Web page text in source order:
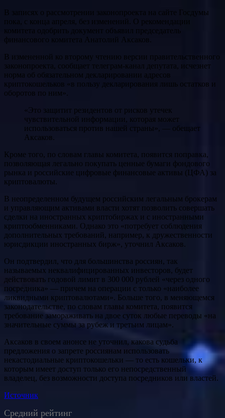
В записях о рассмотрении законопроекта на сайте Госдумы
пока, с конца апреля, без изменений. О рекомендации
комитета одобрить документ объявил председатель
финансового комитета Анатолий Аксаков.
В измененной ко второму чтению версии правительственного
законопроекта, сообщает телеграм-канал депутата, исчезнет
норма об обязательном декларировании адресов
криптокошельков «в пользу декларирования лишь остатков и
оборотов по ним».
«Это защитит резидентов от рисков утечек
чувствительной информации, которая может
использоваться против нашей страны», — обещает
Аксаков.
Кроме того, по словам главы комитета, появится поправка,
позволяющая легально покупать ценные бумаги фондового
рынка и российские цифровые финансовые активы (ЦФА) за
криптовалюты.
В неопределенном будущем российским легальным брокерам
и управляющим активами власти хотят позволить совершать
сделки на иностранных криптобиржах и с иностранными
криптообменниками. Однако это «потребует соблюдения
дополнительных требований, например, к дружественности
юрисдикции иностранных бирж», уточнил Аксаков.
Он подтвердил, что для большинства россиян, так
называемых неквалифицированных инвесторов, будет
действовать годовой лимит в 300 000 рублей «через одного
посредника» — причем на операции с только «наиболее
ликвидными криптовалютами». Больше того, в меняющемся
законодательстве, по словам главы комитета, появится
требование замораживать на двое суток любые переводы «на
значительные суммы за рубеж и третьим лицам».
Аксаков в своем анонсе не уточнил, какова судьба
предложения о запрете россиянам использовать
некастодиальные криптокошельки — то есть кошельки, к
которым имеет доступ только его непосредственный
владелец, без возможности доступа посредников или властей.
Источник
Средний рейтинг